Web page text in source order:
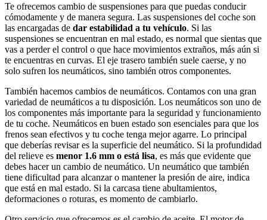
Te ofrecemos cambio de suspensiones para que puedas conducir
cómodamente y de manera segura. Las suspensiones del coche son
las encargadas de dar estabilidad a tu vehículo. Si las
suspensiones se encuentran en mal estado, es normal que sientas que
vas a perder el control o que hace movimientos extraños, más aún si
te encuentras en curvas. El eje trasero también suele caerse, y no
solo sufren los neumáticos, sino también otros componentes.
También hacemos cambios de neumáticos. Contamos con una gran
variedad de neumáticos a tu disposición. Los neumáticos son uno de
los componentes más importante para la seguridad y funcionamiento
de tu coche. Neumáticos en buen estado son esenciales para que los
frenos sean efectivos y tu coche tenga mejor agarre. Lo principal
que deberías revisar es la superficie del neumático. Si la profundidad
del relieve es menor 1.6 mm o está lisa, es más que evidente que
debes hacer un cambio de neumático. Un neumático que también
tiene dificultad para alcanzar o mantener la presión de aire, indica
que está en mal estado. Si la carcasa tiene abultamientos,
deformaciones o roturas, es momento de cambiarlo.